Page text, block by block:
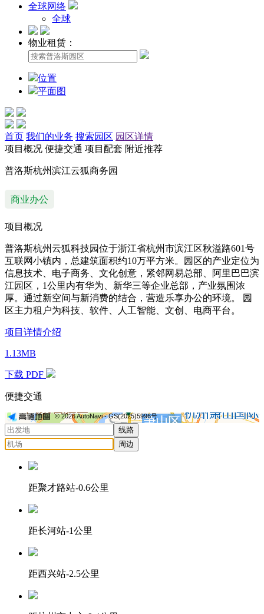
全球网络
全球
物业租赁：
位置
平面图
首页 我们的业务 搜索园区 园区详情
项目概况 便捷交通 项目配套 附近推荐
普洛斯杭州滨江云狐商务园
商业办公
项目概况
普洛斯杭州云狐科技园位于浙江省杭州市滨江区秋溢路601号
互联网小镇内，总建筑面积约10万平方米。园区的产业定位为
信息技术、电子商务、文化创意，紧邻网易总部、阿里巴巴滨
江园区，1公里内有华为、新华三等企业总部，产业氛围浓
厚。通过新空间与新消费的结合，营造乐享办公的环境。 园
区主力租户为科技、软件、人工智能、文创、电商平台。
项目详情介绍
1.13MB
下载 PDF
便捷交通
© 2026 AutoNavi- GS(2025)5996号
线路
周边
距聚才路站-0.6公里
距长河站-1公里
距西兴站-2.5公里